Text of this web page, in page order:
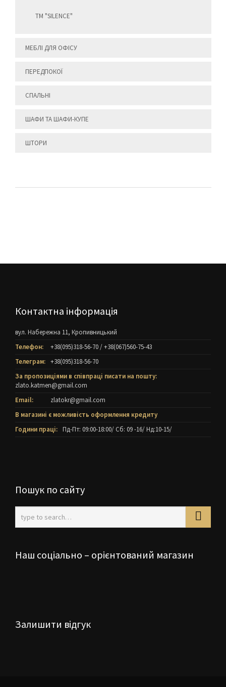
ТМ "SILENCE"
МЕБЛІ ДЛЯ ОФІСУ
ПЕРЕДПОКОЇ
СПАЛЬНІ
ШАФИ ТА ШАФИ-КУПЕ
ШТОРИ
Контактна інформація
вул. Набережна 11, Кропивницький
Телефон:
+38(095)318-56-70/+38(067)560-75-43
Телеграм: +38(095)318-56-70
За пропозиціями в співпраці писати на пошту:
zlato.katmen@gmail.com
Email:
zlatokr@gmail.com
В магазині є можливість оформлення кредиту
Години праці: Пд-Пт: 09:00-18:00/ Cб: 09 -16/ Нд:10-15/
Пошук по сайту
Наш соціально – орієнтований магазин
Залишити відгук